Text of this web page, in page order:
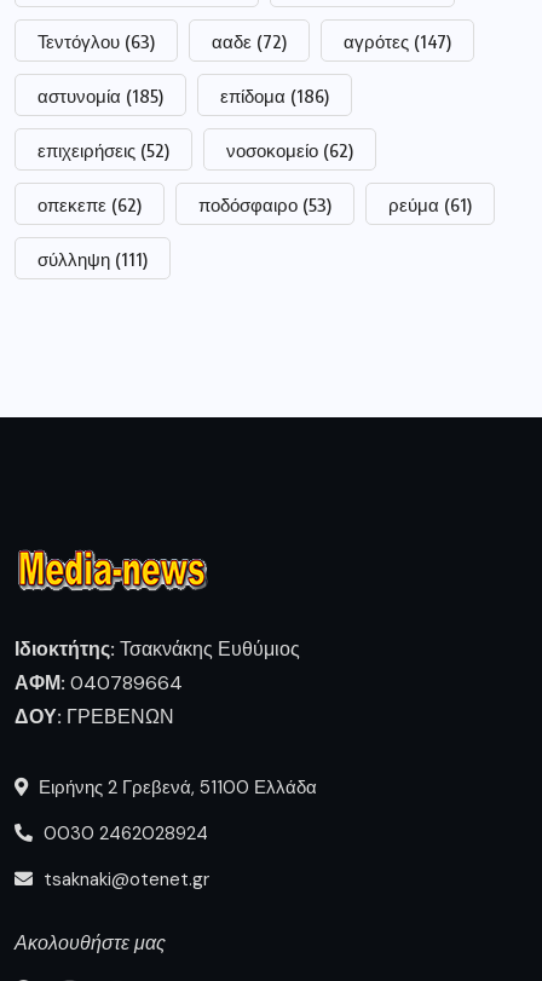
Τεντόγλου (63) ααδε (72) αγρότες (147)
αστυνομία (185) επίδομα (186)
επιχειρήσεις (52) νοσοκομείο (62)
οπεκεπε (62) ποδόσφαιρο (53) ρεύμα (61)
σύλληψη (111)
Ιδιοκτήτης: Τσακνάκης Ευθύμιος
ΑΦΜ: 040789664
ΔΟΥ: ΓΡΕΒΕΝΩΝ
Ειρήνης 2 Γρεβενά, 51100 Ελλάδα
0030 2462028924
tsaknaki@otenet.gr
Ακολουθήστε μας